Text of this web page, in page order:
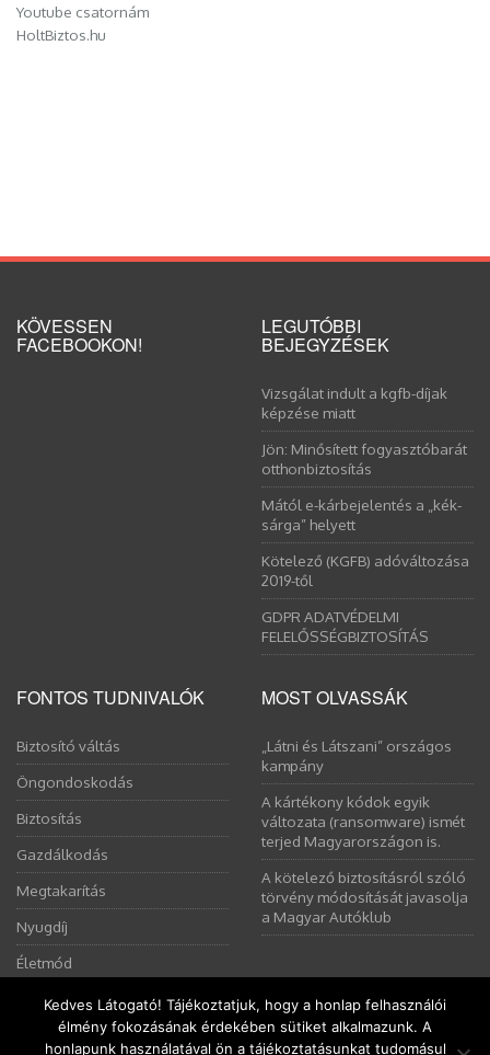
Youtube csatornám
HoltBiztos.hu
KÖVESSEN
FACEBOOKON!
LEGUTÓBBI
BEJEGYZÉSEK
Vizsgálat indult a kgfb-díjak
képzése miatt
Jön: Minősített fogyasztóbarát
otthonbiztosítás
Mától e-kárbejelentés a „kék-
sárga” helyett
Kötelező (KGFB) adóváltozása
2019-től
GDPR ADATVÉDELMI
FELELŐSSÉGBIZTOSÍTÁS
FONTOS TUDNIVALÓK
Biztosító váltás
Öngondoskodás
Biztosítás
Gazdálkodás
Megtakarítás
Nyugdíj
Életmód
MOST OLVASSÁK
„Látni és Látszani” országos
kampány
A kártékony kódok egyik
változata (ransomware) ismét
terjed Magyarországon is.
A kötelező biztosításról szóló
törvény módosítását javasolja
a Magyar Autóklub
Kedves Látogató! Tájékoztatjuk, hogy a honlap felhasználói
élmény fokozásának érdekében sütiket alkalmazunk. A
honlapunk használatával ön a tájékoztatásunkat tudomásul
Ez a weboldal sütiket használ. Az Uniós törvények értelmében